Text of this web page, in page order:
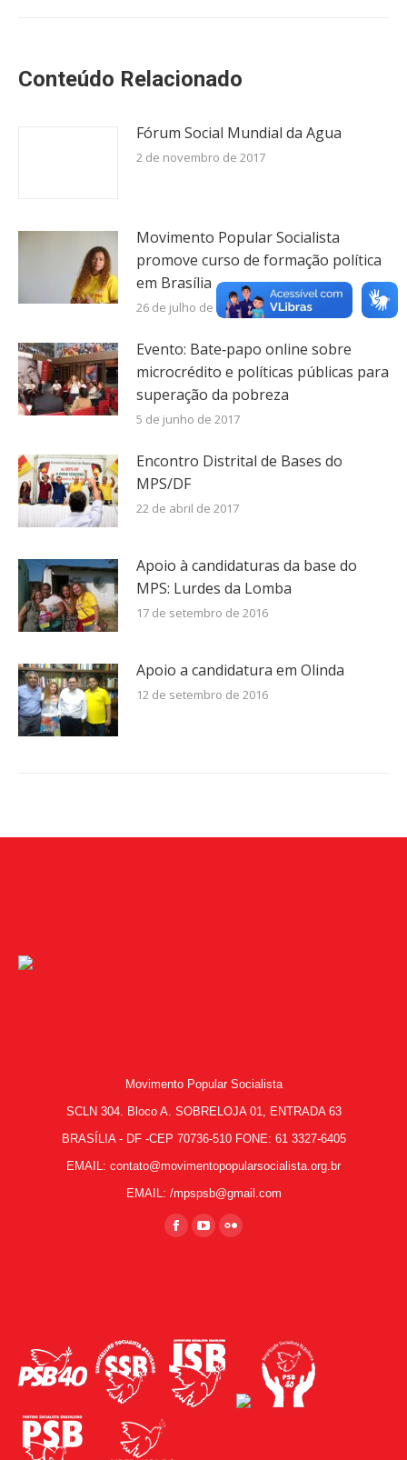
Conteúdo Relacionado
Fórum Social Mundial da Agua
2 de novembro de 2017
Movimento Popular Socialista
promove curso de formação política
em Brasília
26 de julho de 2017
Evento: Bate‐papo online sobre
microcrédito e políticas públicas para
superação da pobreza
5 de junho de 2017
Encontro Distrital de Bases do
MPS/DF
22 de abril de 2017
Apoio à candidaturas da base do
MPS: Lurdes da Lomba
17 de setembro de 2016
Apoio a candidatura em Olinda
12 de setembro de 2016
Movimento Popular Socialista
SCLN 304. Bloco A. SOBRELOJA 01, ENTRADA 63
BRASÍLIA - DF -CEP 70736-510 FONE: 61 3327-6405
EMAIL: contato@movimentopopularsocialista.org.br
EMAIL: /mpspsb@gmail.com
Facebook
window
YouTube
window
Flickr
window